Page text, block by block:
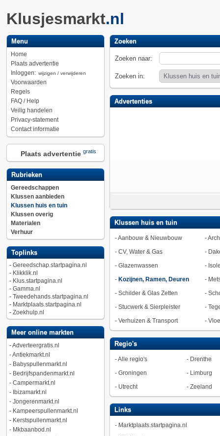
Klusjesmarkt.nl
Menu
Home
Plaats advertentie
Inloggen: wijzigen / verwijderen
Voorwaarden
Regels
FAQ / Help
Veilig handelen
Privacy-statement
Contact informatie
Plaats advertentie gratis
Rubrieken
Gereedschappen
Klussen aanbieden
Klussen huis en tuin
Klussen overig
Materialen
Verhuur
Toplinks
- Gereedschap.startpagina.nl
- Klikklik.nl
- Klus.startpagina.nl
- Gamma.nl
- Tweedehands.startpagina.nl
- Marktplaats.startpagina.nl
- Zoekhulp.nl
Meer online markten
-Adverteergratis.nl
-Antiekmarkt.nl
- Babyspullenmarkt.nl
- Bedrijfspandenmarkt.nl
- Campermarkt.nl
- Ibizamarkt.nl
- Jongerenmarkt.nl
- Kampeerspullenmarkt.nl
- Kerstspullenmarkt.nl
- Mkbaanbod.nl
Zoeken
Zoeken naar:
Zoeken in:
Advertenties
Klussen huis en tuin
-Aanbouw & Nieuwbouw -
- CV, Water & Gas -
- Glazenwassen -
- Kozijnen, Ramen, Deuren -
- Schilder & Glas Zetten -
- Stucwerk & Sierpleister -
- Verhuizen & Transport -
Regio's
-Alle regio's - Drenthe
- Groningen - Limburg
- Utrecht - Zeeland
Links
- Marktplaats.startpagina.nl